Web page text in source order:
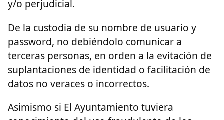
y/o perjudicial.
De la custodia de su nombre de usuario y
password, no debiéndolo comunicar a
terceras personas, en orden a la evitación de
suplantaciones de identidad o facilitación de
datos no veraces o incorrectos.
Asimismo si El Ayuntamiento tuviera